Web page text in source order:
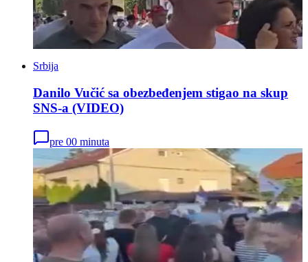
Srbija
Danilo Vučić sa obezbeđenjem stigao na skup
SNS-a (VIDEO)
pre 00 minuta